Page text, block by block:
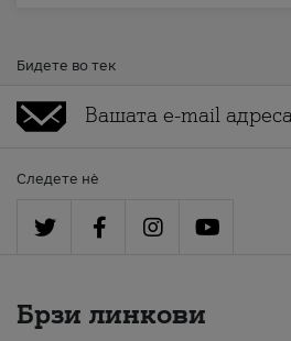
Бидете во тек
Следете нè
Брзи линкови